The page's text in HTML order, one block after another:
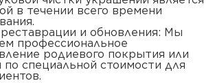
в течении всего времени
и обновления: Мы
профессиональное
родиевого покрытия или
по специальной стоимости для